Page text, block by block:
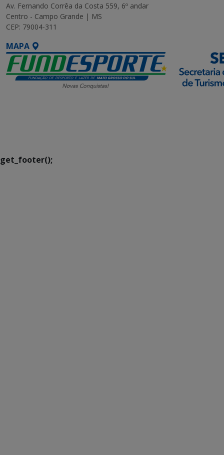
Av. Fernando Corrêa da Costa 559, 6º andar
Centro - Campo Grande | MS
CEP: 79004-311
MAPA
get_footer();